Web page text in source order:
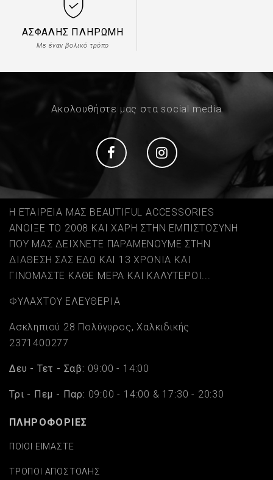
ΑΣΦΑΛΉΣ ΠΛΗΡΩΜΉ
Με έναν βολικό τρόπο
Ακολουθήστε μας στα social media
Social Social
Η ΕΤΑΙΡΕΙΑ ΜΑΣ BEAUTIFUL ACCESSORIES
ΑΝΟΙΞΕ ΤΟ 2008 ΚΑΙ ΧΑΡΗ ΣΤΗΝ ΕΜΠΙΣΤΟΣΥΝΗ
ΠΟΥ ΜΑΣ ΔΕΙΧΝΕΤΕ ΠΑΡΑΜΕΝΟΥΜΕ ΣΤΗΝ
ΔΙΑΘΕΣΗ ΣΑΣ ΕΔΩ ΚΑΙ 13 ΧΡΟΝΙΑ ΚΑΙ
ΓΙΝΟΜΑΣΤΕ ΚΑΘΕ ΜΕΡΑ ΚΑΙ ΚΑΛΥΤΕΡΟΙ...
ΦΥΛΑΧΤΟΥ ΕΛΕΥΘΕΡΙΑ
Ασκληπιού 28 Πολύγυρος, Χαλκιδικής
2371400277
Δευ - Τετ - Σαβ: 09:00 - 14:00
Τρι - Πεμ - Παρ: 09:00 - 14:00 & 17:30 - 20:30
ΠΛΗΡΟΦΟΡΙΕΣ
ΠΟΙΟΙ ΕΙΜΑΣΤΕ
ΤΡΟΠΟΙ ΑΠΟΣΤΟΛΗΣ